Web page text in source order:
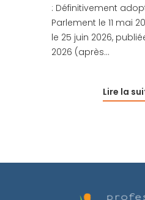
: Définitivement
Parlement le 11 mai
le 25 juin 2026,
2026 (après…
Lire la